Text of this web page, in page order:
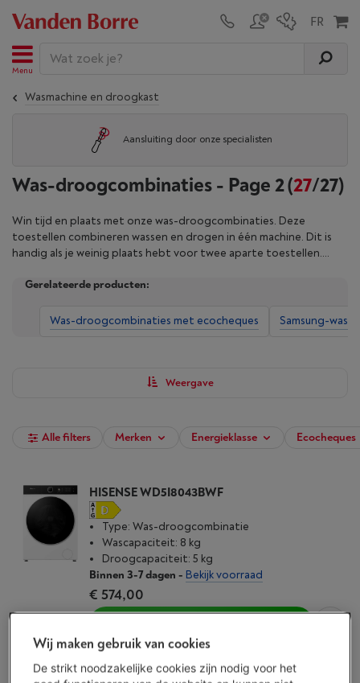
Menu
Wasmachine en droogkast
Aansluiting door onze specialisten
Was-droogcombinaties - Page 2(27/27)
Win tijd en plaats met onze was-droogcombinaties. Deze
toestellen combineren wassen en drogen in één machine. Dit is
handig als je weinig plaats hebt voor twee aparte toestellen.
in-één-oplossing dankzij dit veelzijdig toestel. We hebben een
voldoen aan de behoeften van alle huishoudens. Verfijn het
zoekresultaat aan de hand van onze filters en koop je was-
Gerelateerde producten:
Was-droogcombinaties met ecocheques Samsung-
Weergave
Alle filters Merken Energieklasse Ecocheques
HISENSE WD5I8043BWF
Type: Was-droogcombinatie
Wascapaciteit: 8 kg
Droogcapaciteit: 5 kg
Binnen 3-7 dagen - Bekijk voorraad
€ 574,00
Vergelijken
Wij maken gebruik van cookies
De strikt noodzakelijke cookies zijn nodig voor het